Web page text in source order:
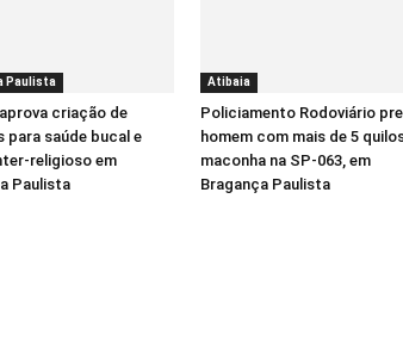
Paulista
criação de
para saúde bucal e
religioso em
Paulista
Atibaia
Policiamento Rodoviário
homem com mais de 5
maconha na SP-063, em
Bragança Paulista